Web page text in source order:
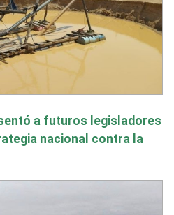
a futuros legisladores
nacional contra la